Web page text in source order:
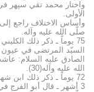
واختار محمد تقي سپهر
الأولى.
وأساس الاختلاف راجع إلى
صلّى الله عليه وآله.
75 يوماً ـ ذكر ذلك
السيّد المرتضى في
الله عليه وآله(30).
72 يوماً ـ ذكر ذلك ابن شهر آشوب.
3 أشهر ـ قال أبو الفرج